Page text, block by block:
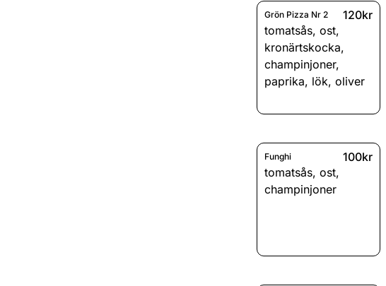
Grön Pizza Nr 2
120kr
tomatsås, ost,
kronärtskocka,
champinjoner,
paprika, lök, oliver
Funghi
100kr
tomatsås, ost,
champinjoner